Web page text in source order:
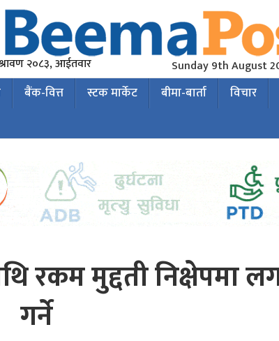
२०८३, आईतवार Sunday 9th August
बैंक-वित्त स्टक मार्केट बीमा-बार्ता विचार
रकम मुद्दती निक्षेपमा
गर्ने